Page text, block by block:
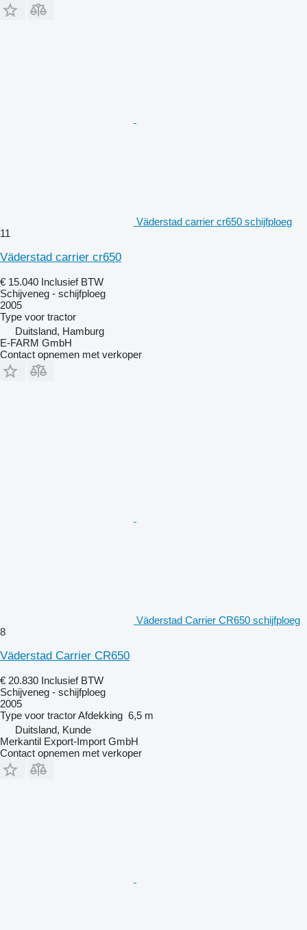
Väderstad carrier cr650 schijfploeg
11
Väderstad carrier cr650
€ 15.040 Inclusief BTW
Schijveneg - schijfploeg
2005
Type voor tractor
Duitsland, Hamburg
E-FARM GmbH
Contact opnemen met verkoper
Väderstad Carrier CR650 schijfploeg
8
Väderstad Carrier CR650
€ 20.830 Inclusief BTW
Schijveneg - schijfploeg
2005
Type voor tractorAfdekking 6,5 m
Duitsland, Kunde
Merkantil Export-Import GmbH
Contact opnemen met verkoper